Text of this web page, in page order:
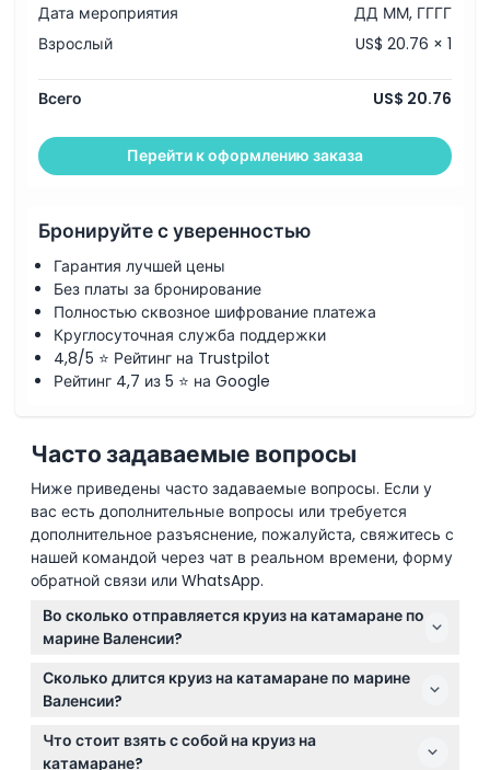
Политика отмены
Дата мероприятия
ДД ММ, ГГГГ
Взрослый
US$ 20.76 × 1
Всего US$ 20.76
Перейти к оформлению заказа
Бронируйте с уверенностью
Гарантия лучшей цены
Без платы за бронирование
Полностью сквозное шифрование платежа
Круглосуточная служба поддержки
4,8/5 ⭐ Рейтинг на Trustpilot
Рейтинг 4,7 из 5 ⭐ на Google
Часто задаваемые вопросы
Ниже приведены часто задаваемые вопросы. Если у
вас есть дополнительные вопросы или требуется
дополнительное разъяснение, пожалуйста, свяжитесь с
нашей командой через чат в реальном времени, форму
обратной связи или WhatsApp.
Во сколько отправляется круиз на катамаране по
марине Валенсии?
Время круизов зависит от сезона и дня недели;
например, в высокий сезон круизы проходят в 13:00
и 18:30 в определённые будние дни. Вы можете
проверить точное доступное время при онлайн-
бронировании на этом сайте. Прибывайте как
Сколько длится круиз на катамаране по марине
Валенсии?
Круиз длится примерно 50 минут, позволяя вам
расслабиться и насладиться парусным
Что стоит взять с собой на круиз на
катамаране?